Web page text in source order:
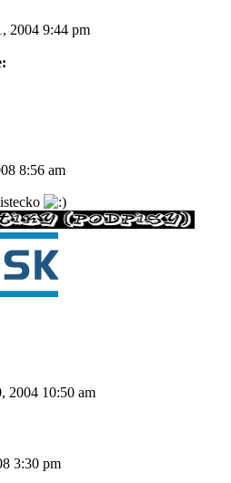
2004 9:44 pm
8:56 am
2004 10:50 am
3:30 pm